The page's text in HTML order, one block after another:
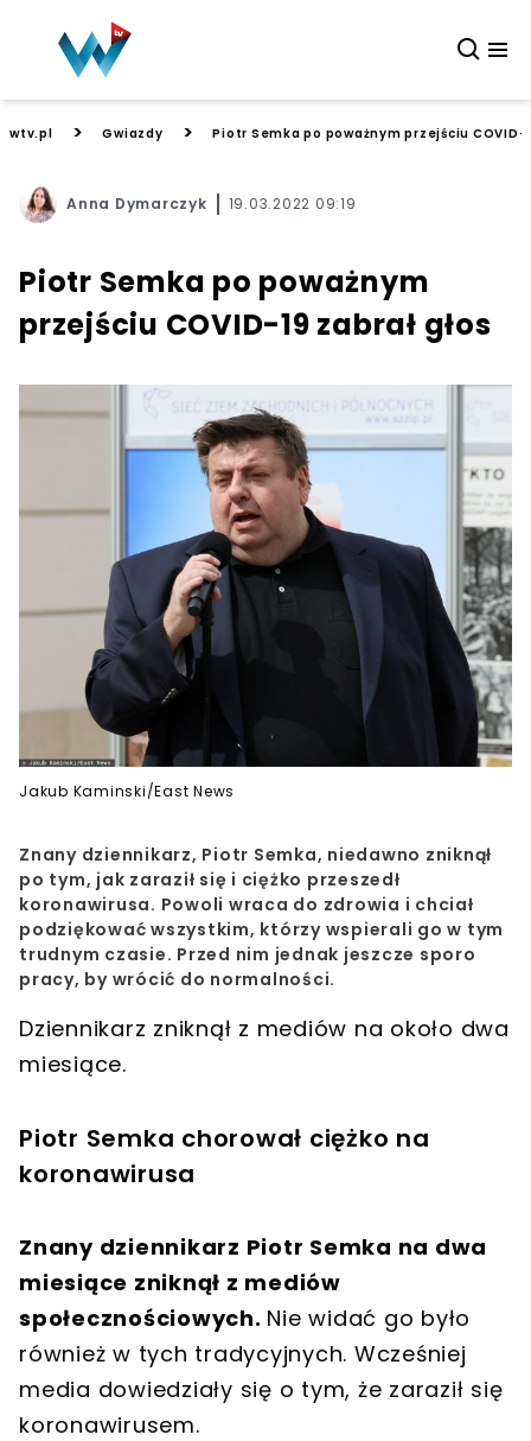
wtv.pl > Gwiazdy > Piotr Semka po poważnym przejściu COVID-
Anna Dymarczyk 19.03.2022 09:19
Piotr Semka po poważnym
przejściu COVID-19 zabrał głos
Jakub Kaminski/East News
Znany dziennikarz, Piotr Semka, niedawno zniknął
po tym, jak zaraził się i ciężko przeszedł
koronawirusa. Powoli wraca do zdrowia i chciał
podziękować wszystkim, którzy wspierali go w tym
trudnym czasie. Przed nim jednak jeszcze sporo
pracy, by wrócić do normalności.
Dziennikarz zniknął z mediów na około dwa
miesiące.
Piotr Semka chorował ciężko na
koronawirusa
Znany dziennikarz Piotr Semka na dwa
miesiące zniknął z mediów
społecznościowych. Nie widać go było
również w tych tradycyjnych. Wcześniej
media dowiedziały się o tym, że zaraził się
koronawirusem.